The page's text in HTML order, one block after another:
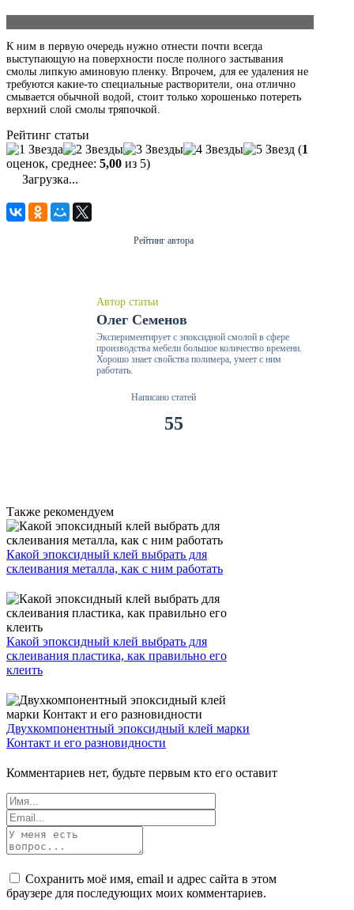
К ним в первую очередь нужно отнести почти всегда
выступающую на поверхности после полного застывания
смолы липкую аминовую пленку. Впрочем, для ее удаления не
требуются какие-то специальные растворители, она отлично
смывается обычной водой, стоит только хорошенько потереть
верхний слой смолы тряпочкой.
Рейтинг статьи
(1
оценок, среднее: 5,00 из 5)
Загрузка...
Рейтинг автора
Автор статьи
Олег Семенов
Экспериментирует с эпоксидной смолой в сфере
производства мебели большое количество времени.
Хорошо знает свойства полимера, умеет с ним
работать.
Написано статей
55
Также рекомендуем
Какой эпоксидный клей выбрать для
склеивания металла, как с ним работать
Какой эпоксидный клей выбрать для
склеивания пластика, как правильно его
клеить
Двухкомпонентный эпоксидный клей марки
Контакт и его разновидности
Комментариев нет, будьте первым кто его оставит
Сохранить моё имя, email и адрес сайта в этом
браузере для последующих моих комментариев.